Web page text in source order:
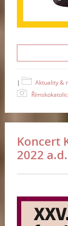
| Aktuality &
Koncert
2022